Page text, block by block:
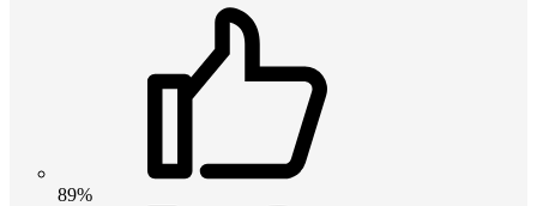
89%